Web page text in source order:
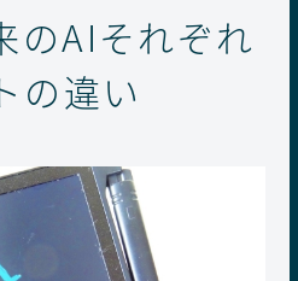
のAIそれぞれ
の違い